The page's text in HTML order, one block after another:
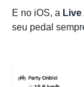
E no iOS, a
seu pedal